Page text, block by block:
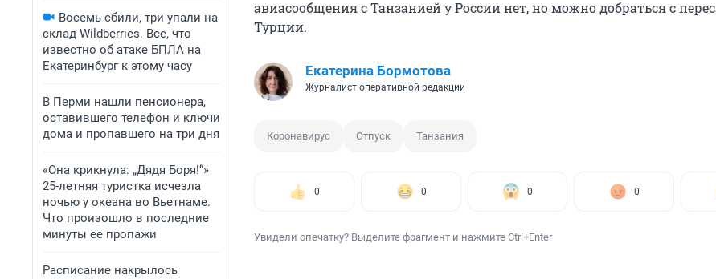
Восемь сбили, три упали на
склад Wildberries. Все, что
известно об атаке БПЛА на
Екатеринбург к этому часу
В Перми нашли пенсионера,
оставившего телефон и ключи
дома и пропавшего на три дня
«Она крикнула: „Дядя Боря!“»
25-летняя туристка исчезла
ночью у океана во Вьетнаме.
Что произошло в последние
минуты ее пропажи
Расписание накрылось
авиасообщения с Танзанией у России нет, но можно добраться с
Турции.
Екатерина Бормотова
Журналист оперативной редакции
Коронавирус Отпуск Танзания
0 0 0 0
Увидели опечатку? Выделите фрагмент и нажмите Ctrl+Enter